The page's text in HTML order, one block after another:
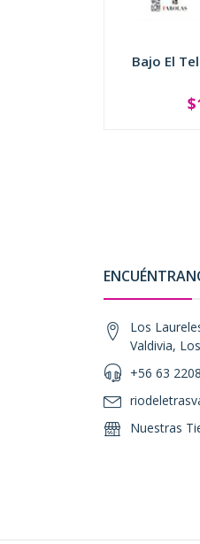
Bajo El
Los
Valdivia,
+56 63
Nuestras